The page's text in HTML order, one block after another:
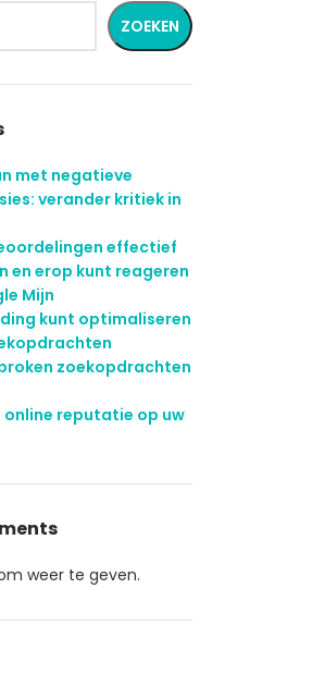
ZOEKEN
met negatieve
verander kritiek in
effectief
en erop kunt reageren
Mijn
kunt optimaliseren
zoekopdrachten
online reputatie op uw
weer te geven.